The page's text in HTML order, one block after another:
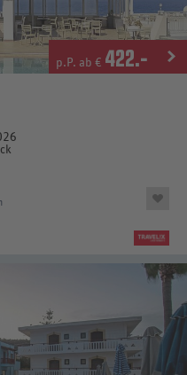
p.P. ab € 422.-